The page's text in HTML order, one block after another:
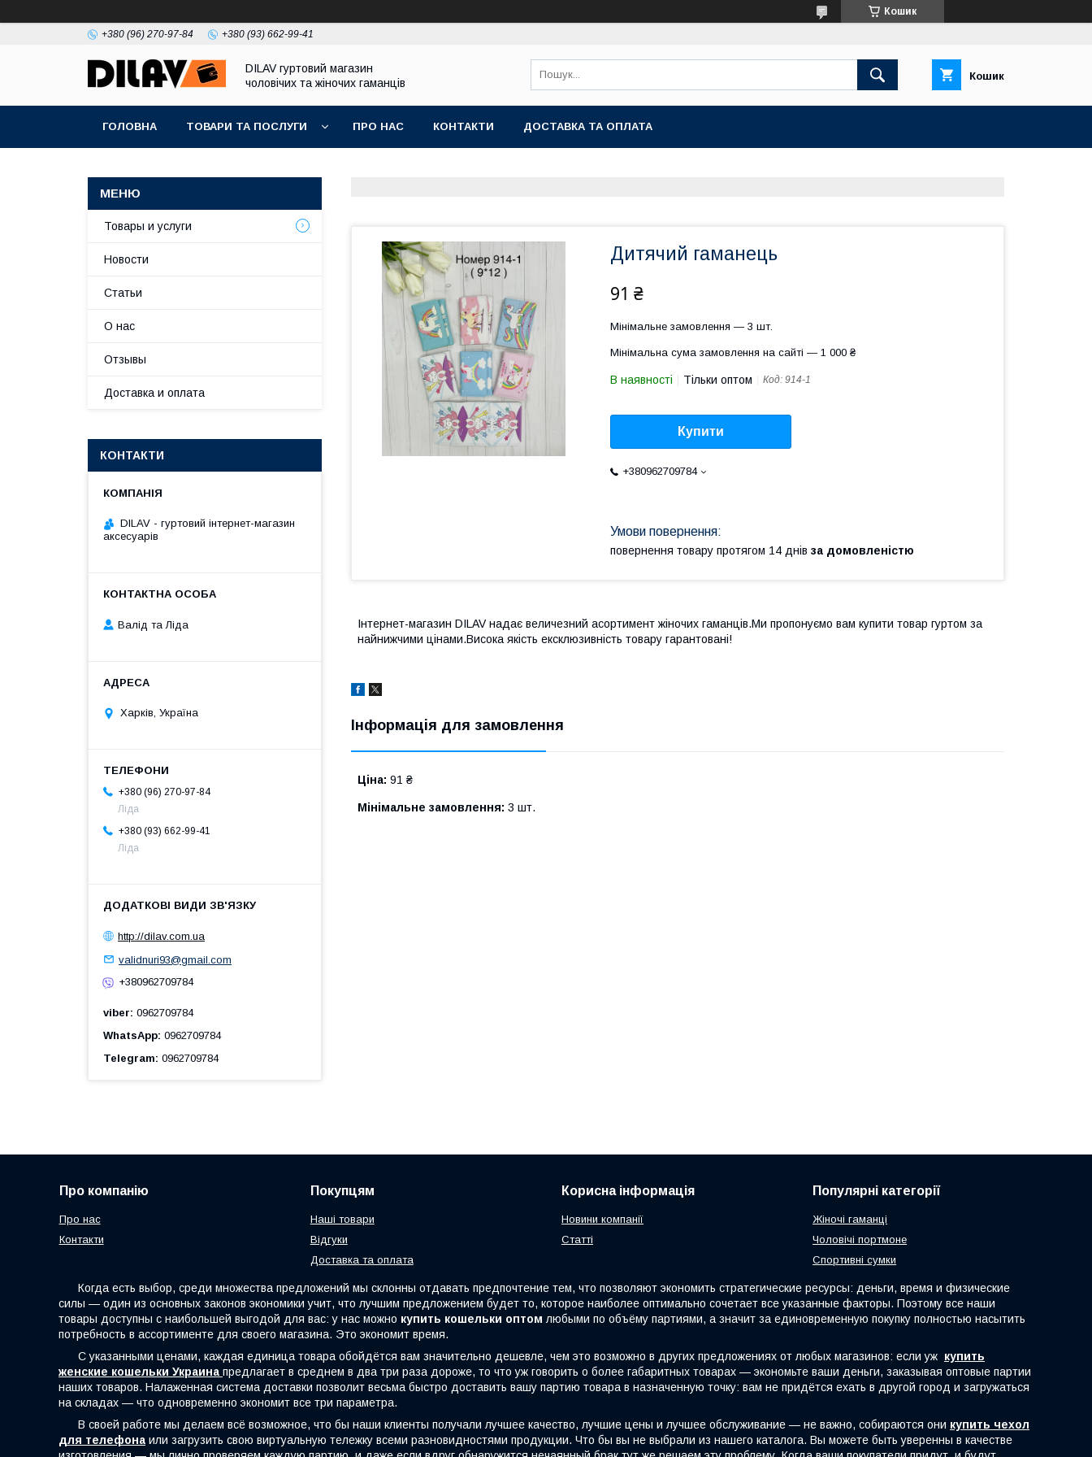
Кошик
+380 (96) 270-97-84 +380 (93) 662-99-41
DILAV гуртовий магазин
чоловічих та жіночих гаманців
Кошик
ГОЛОВНА ТОВАРИ ТА ПОСЛУГИ ПРО НАС КОНТАКТИ ДОСТАВКА ТА ОПЛАТА
Дитячий гаманець
91 ₴
Мінімальне замовлення — 3 шт.
Мінімальна сума замовлення на сайті — 1 000 ₴
В наявності Тільки оптом Код: 914-1
Купити
+380962709784
повернення товару протягом 14 днів за домовленістю
Інтернет-магазин DILAV надає величезний асортимент жіночих гаманців.Ми пропонуємо вам купити товар гуртом за
найнижчими цінами.Висока якість ексклюзивність товару гарантовані!
Інформація для замовлення
Ціна: 91 ₴
Мінімальне замовлення: 3 шт.
Товары и услуги
Новости
Статьи
О нас
Отзывы
Доставка и оплата
КОНТАКТИ
DILAV - гуртовий інтернет-магазин
аксесуарів
Валід та Ліда
Харків, Україна
+380 (96) 270-97-84
Ліда
+380 (93) 662-99-41
Ліда
http://dilav.com.ua
validnuri93@gmail.com
+380962709784
viber 0962709784
WhatsApp 0962709784
Telegram 0962709784
Про компанію
Про нас
Контакти
Покупцям
Наші товари
Відгуки
Доставка та оплата
Корисна інформація
Новини компанії
Статті
Популярні категорії
Жіночі гаманці
Чоловічі портмоне
Спортивні сумки
Когда есть выбор, среди множества предложений мы склонны отдавать предпочтение тем, что позволяют экономить стратегические ресурсы: деньги, время и физические
силы — один из основных законов экономики учит, что лучшим предложением будет то, которое наиболее оптимально сочетает все указанные факторы. Поэтому все наши
товары доступны с наибольшей выгодой для вас: у нас можно купить кошельки оптом любыми по объёму партиями, а значит за единовременную покупку полностью насытить
потребность в ассортименте для своего магазина. Это экономит время.
С указанными ценами, каждая единица товара обойдётся вам значительно дешевле, чем это возможно в других предложениях от любых магазинов: если уж купить
женские кошельки Украина предлагает в среднем в два три раза дороже, то что уж говорить о более габаритных товарах — экономьте ваши деньги, заказывая оптовые партии
наших товаров. Налаженная система доставки позволит весьма быстро доставить вашу партию товара в назначенную точку: вам не придётся ехать в другой город и загружаться
на складах — что одновременно экономит все три параметра.
В своей работе мы делаем всё возможное, что бы наши клиенты получали лучшее качество, лучшие цены и лучшее обслуживание — не важно, собираются они купить чехол
для телефона или загрузить свою виртуальную тележку всеми разновидностями продукции. Что бы вы не выбрали из нашего каталога. Вы можете быть уверенны в качестве